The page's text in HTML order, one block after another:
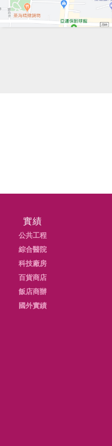
2021年-中央流行疫情指
茲因應中央流行疫情指揮中心
服務皆正常運作。 相關新冠肺
2021年-中央流行疫情指
茲因應中央流行疫情指揮中心
服務皆正常運作。 相關新冠肺
確保同仁及其家人的健康不受疫
實績
公共工程
綜合醫院
科技廠房
百貨商店
飯店商辦
國外實績